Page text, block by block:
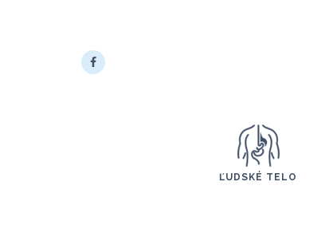
ĽUDSKÉ TELO